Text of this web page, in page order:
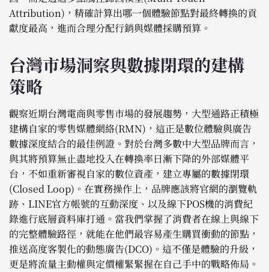
Attribution)，精確計算出哪一個體驗節點對最終轉換的貢
獻度最高，進而合理分配行銷與媒體採購預算。
台灣市場洞察與數據閉環的建構
策略
觀察近期台灣電商與零售市場的發展趨勢，大型通路正積極
建構自家的零售媒體網絡(RMN)，這正是數位體驗與廣告
數據深度結合的最佳例證。對於台灣多數中大型品牌而言，
與其將預算無止盡地投入在轉換率日漸下降的外部媒體平
台，不如重新審視自家的數位資產，建立專屬的數據閉環
(Closed Loop)。在實務操作上，品牌應該將官網的瀏覽軌
跡、LINE官方帳號的互動深度、以及線下POS機的消費紀
錄進行底層資料庫打通。當我們掌握了消費者在線上與線下
的完整體驗路徑，就能在他們最容易產生購買衝動的節點，
推送高度客製化的動態廣告(DCO)。這不僅是體驗的升級，
更是將流量主動權與定價權緊緊握在自己手中的戰略佈局。